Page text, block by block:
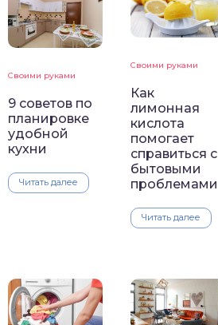
Своими руками
9 советов по
планировке
удобной
кухни
Читать далее
Своими руками
Как
лимонная
кислота
помогает
справиться с
бытовыми
проблемами
Читать далее